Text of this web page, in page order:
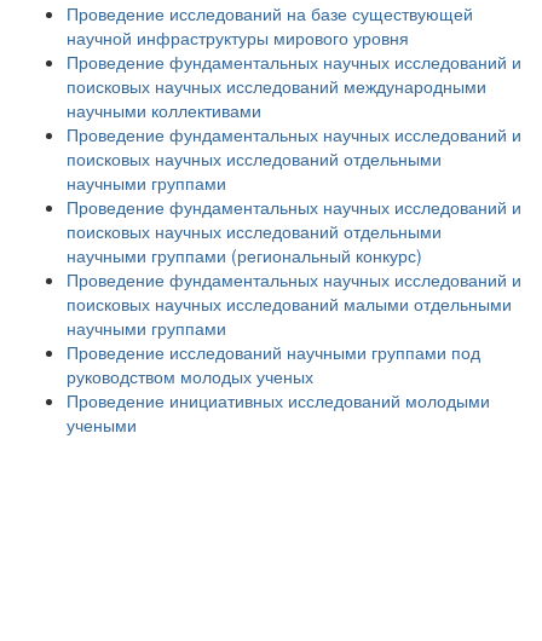
Проведение исследований на базе существующей
научной инфраструктуры мирового уровня
Проведение фундаментальных научных исследований и
поисковых научных исследований международными
научными коллективами
Проведение фундаментальных научных исследований и
поисковых научных исследований отдельными
научными группами
Проведение фундаментальных научных исследований и
поисковых научных исследований отдельными
научными группами (региональный конкурс)
Проведение фундаментальных научных исследований и
поисковых научных исследований малыми отдельными
научными группами
Проведение исследований научными группами под
руководством молодых ученых
Проведение инициативных исследований молодыми
учеными